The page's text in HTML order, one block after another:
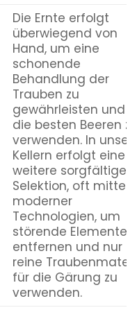
Die Ernte erfolgt
überwiegend von
Hand, um eine
schonende
Behandlung der
Trauben zu
gewährleisten und
die besten Beeren
verwenden. In
Kellern erfolgt eine
weitere sorgfältige
Selektion, oft mittels
moderner
Technologien, um
störende Elemente
entfernen und nur
reine
für die Gärung zu
verwenden.